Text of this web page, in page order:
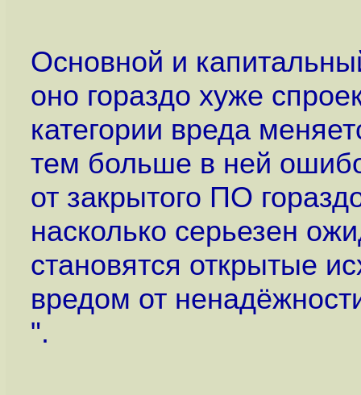
Основной и
оно гораздо хуже
категории вреда
тем больше в ней
от закрытого ПО
насколько серьезен
становятся открытые
вредом от
".